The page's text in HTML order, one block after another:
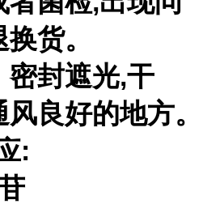
货。
密封遮光,干
良好的地方。
: